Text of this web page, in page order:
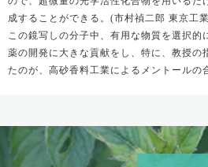
成することができる。(市村禎二郎 東京工
この鏡写しの分子中、有用な物質を選択的
薬の開発に大きな貢献をし、特に、教授の
たのが、高砂香料工業によるメントールの